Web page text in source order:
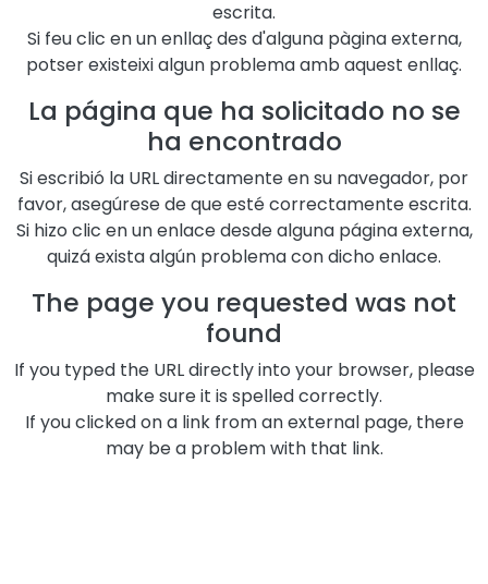
escrita.
Si feu clic en un enllaç des d'alguna pàgina externa,
potser existeixi algun problema amb aquest enllaç.
La página que ha solicitado no se
ha encontrado
Si escribió la URL directamente en su navegador, por
favor, asegúrese de que esté correctamente escrita.
Si hizo clic en un enlace desde alguna página externa,
quizá exista algún problema con dicho enlace.
The page you requested was not
found
If you typed the URL directly into your browser, please
make sure it is spelled correctly.
If you clicked on a link from an external page, there
may be a problem with that link.